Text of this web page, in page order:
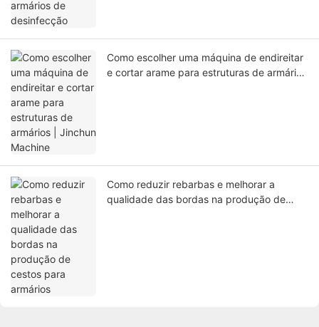
Como escolher uma máquina de endireitar
e cortar arame para estruturas de armários
Como reduzir rebarbas e melhorar a
qualidade das bordas na produção de